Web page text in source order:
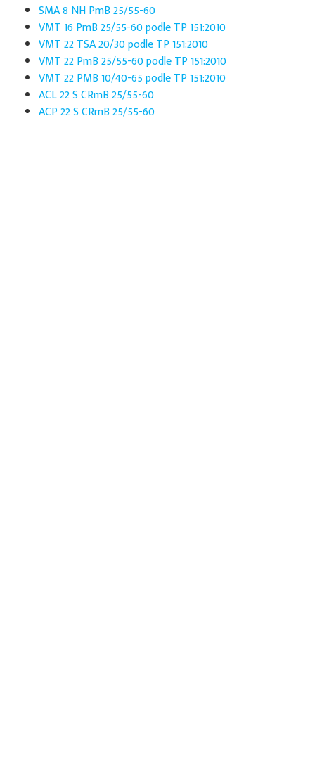
SMA 8 NH PmB 25/55-60
VMT 16 PmB 25/55-60 podle TP 151:2010
VMT 22 TSA 20/30 podle TP 151:2010
VMT 22 PmB 25/55-60 podle TP 151:2010
VMT 22 PMB 10/40-65 podle TP 151:2010
ACL 22 S CRmB 25/55-60
ACP 22 S CRmB 25/55-60